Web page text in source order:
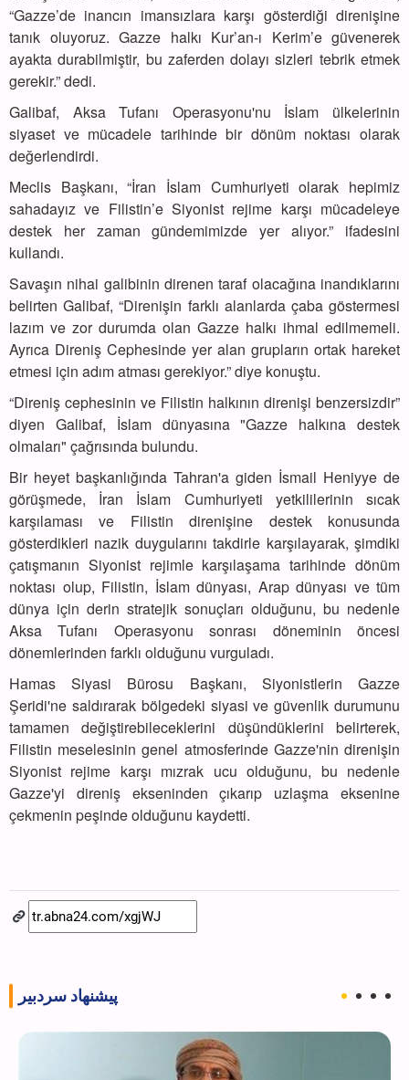
“Gazze’de inancın imansızlara karşı gösterdiği direnişine
tanık oluyoruz. Gazze halkı Kur’an-ı Kerim’e güvenerek
ayakta durabilmiştir, bu zaferden dolayı sizleri tebrik etmek
gerekir.” dedi.
Galibaf, Aksa Tufanı Operasyonu'nu İslam ülkelerinin
siyaset ve mücadele tarihinde bir dönüm noktası olarak
değerlendirdi.
Meclis Başkanı, “İran İslam Cumhuriyeti olarak hepimiz
sahadayız ve Filistin’e Siyonist rejime karşı mücadeleye
destek her zaman gündemimizde yer alıyor.” ifadesini
kullandı.
Savaşın nihai galibinin direnen taraf olacağına inandıklarını
belirten Galibaf, “Direnişin farklı alanlarda çaba göstermesi
lazım ve zor durumda olan Gazze halkı ihmal edilmemeli.
Ayrıca Direniş Cephesinde yer alan grupların ortak hareket
etmesi için adım atması gerekiyor.” diye konuştu.
“Direniş cephesinin ve Filistin halkının direnişi benzersizdir”
diyen Galibaf, İslam dünyasına "Gazze halkına destek
olmaları" çağrısında bulundu.
Bir heyet başkanlığında Tahran'a giden İsmail Heniyye de
görüşmede, İran İslam Cumhuriyeti yetkililerinin sıcak
karşılaması ve Filistin direnişine destek konusunda
gösterdikleri nazik duygularını takdirle karşılayarak, şimdiki
çatışmanın Siyonist rejimle karşılaşama tarihinde dönüm
noktası olup, Filistin, İslam dünyası, Arap dünyası ve tüm
dünya için derin stratejik sonuçları olduğunu, bu nedenle
Aksa Tufanı Operasyonu sonrası döneminin öncesi
dönemlerinden farklı olduğunu vurguladı.
Hamas Siyasi Bürosu Başkanı, Siyonistlerin Gazze
Şeridi'ne saldırarak bölgedeki siyasi ve güvenlik durumunu
tamamen değiştirebileceklerini düşündüklerini belirterek,
Filistin meselesinin genel atmosferinde Gazze'nin direnişin
Siyonist rejime karşı mızrak ucu olduğunu, bu nedenle
Gazze'yi direniş ekseninden çıkarıp uzlaşma eksenine
çekmenin peşinde olduğunu kaydetti.
پیشنهاد سردبیر